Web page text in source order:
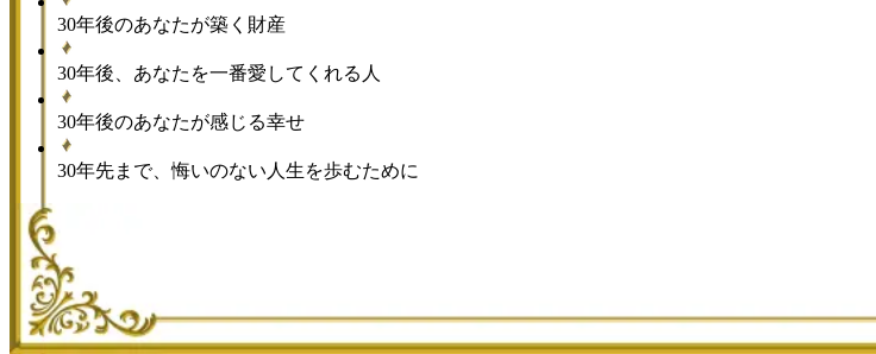
30年後のあなたが築く財産
30年後、あなたを一番愛してくれる人
30年後のあなたが感じる幸せ
30年先まで、悔いのない人生を歩むために